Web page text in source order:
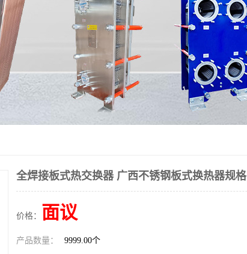
全焊接板式热交换器 广西不锈钢板式换热器规格
价格： 面议
产品数量： 9999.00个